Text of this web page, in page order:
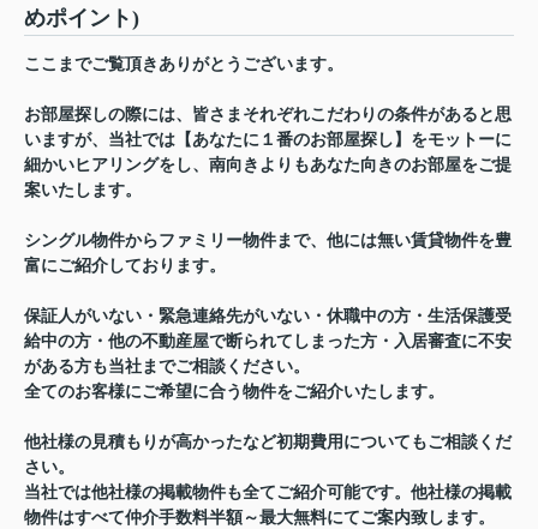
めポイント)
ここまでご覧頂きありがとうございます。
お部屋探しの際には、皆さまそれぞれこだわりの条件があると思
いますが、当社では【あなたに１番のお部屋探し】をモットーに
細かいヒアリングをし、南向きよりもあなた向きのお部屋をご提
案いたします。
シングル物件からファミリー物件まで、他には無い賃貸物件を豊
富にご紹介しております。
保証人がいない・緊急連絡先がいない・休職中の方・生活保護受
給中の方・他の不動産屋で断られてしまった方・入居審査に不安
がある方も当社までご相談ください。
全てのお客様にご希望に合う物件をご紹介いたします。
他社様の見積もりが高かったなど初期費用についてもご相談くだ
さい。
当社では他社様の掲載物件も全てご紹介可能です。他社様の掲載
物件はすべて仲介手数料半額～最大無料にてご案内致します。